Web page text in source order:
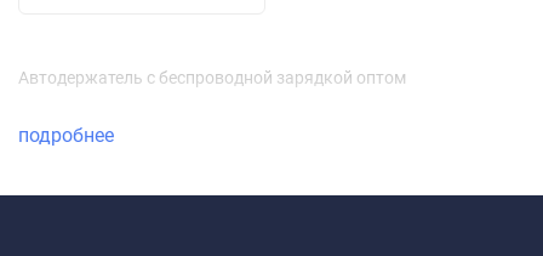
Автодержатель с беспроводной зарядкой оптом
подробнее